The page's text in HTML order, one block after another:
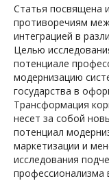
Статья посвящена
противоречиям
интеграцией в
Целью
потенциале
модернизацию
государства в
Трансформация
несет за собой
потенциал
маркетизации и
исследования
профессионализма